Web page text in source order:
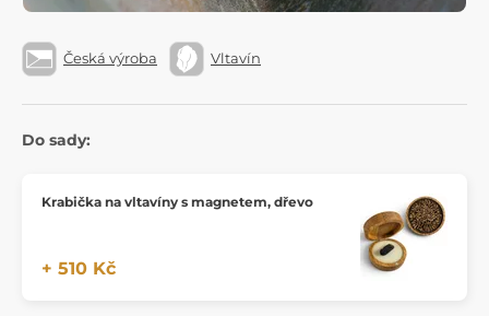
Česká výroba Vltavín
Do sady:
Krabička na vltavíny s magnetem, dřevo
+ 510 Kč